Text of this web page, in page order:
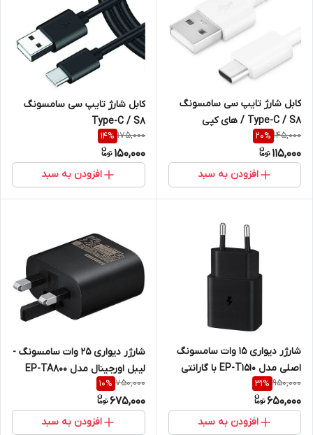
کابل شارژ تایپ سی سامسونگ
Type-C / S8 / های کپی
145,000
20%
115,000
افزودن به سبد
کابل شارژ تایپ سی سامسونگ
Type-C / S8
175,000
14%
150,000
افزودن به سبد
شارژر دیواری 15 وات سامسونگ
اصلی مدل EP-T1510 با گارانتی
950,000
31%
650,000
افزودن به سبد
شارژر دیواری 25 وات سامسونگ -
لیبل اورجینال مدل EP-TA800
750,000
10%
675,000
افزودن به سبد